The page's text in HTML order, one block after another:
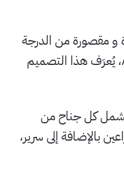
و مقصورة من الدرجة
الأولى الفائقة، كما وصفها الرئيس التنفيذي لشركة كانتاس Alan Joyce، يُعرَف هذا التصميم
كل جناح من
بالإضافة إلى سرير،